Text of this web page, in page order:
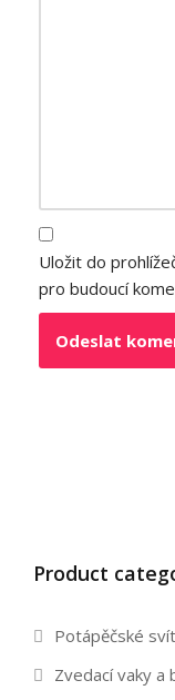
Uložit do
pro budoucí
Product
Potápěčské
Zvedací vaky a